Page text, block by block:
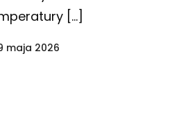
[…]
maja 2026